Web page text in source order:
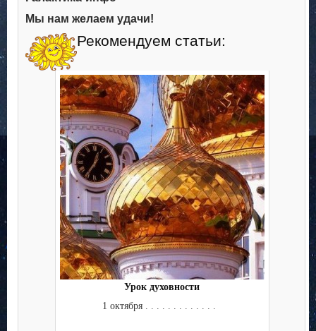
Мы нам желаем удачи!
Рекомендуем статьи:
Урок духовности
1 октября . . . . . . . . . . . . .